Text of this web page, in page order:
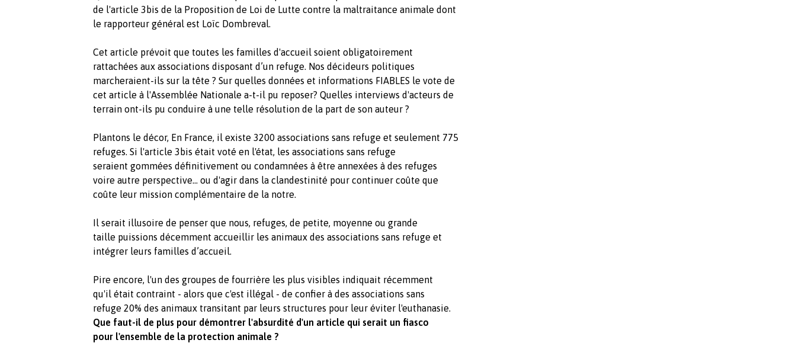
de l'article 3bis de la Proposition de Loi de Lutte contre la maltraitance animale dont
le rapporteur général est Loïc Dombreval.
Cet article prévoit que toutes les familles d'accueil soient obligatoirement
rattachées aux associations disposant d’un refuge. Nos décideurs politiques
marcheraient-ils sur la tête ? Sur quelles données et informations FIABLES le vote de
cet article à l'Assemblée Nationale a-t-il pu reposer? Quelles interviews d'acteurs de
terrain ont-ils pu conduire à une telle résolution de la part de son auteur ?
Plantons le décor, En France, il existe 3200 associations sans refuge et seulement 775
refuges. Si l'article 3bis était voté en l'état, les associations sans refuge
seraient gommées définitivement ou condamnées à être annexées à des refuges
voire autre perspective... ou d'agir dans la clandestinité pour continuer coûte que
coûte leur mission complémentaire de la notre.
Il serait illusoire de penser que nous, refuges, de petite, moyenne ou grande
taille puissions décemment accueillir les animaux des associations sans refuge et
intégrer leurs familles d’accueil.
Pire encore, l'un des groupes de fourrière les plus visibles indiquait récemment
qu'il était contraint - alors que c'est illégal - de confier à des associations sans
refuge 20% des animaux transitant par leurs structures pour leur éviter l'euthanasie.
Que faut-il de plus pour démontrer l'absurdité d'un article qui serait un fiasco
pour l'ensemble de la protection animale ?